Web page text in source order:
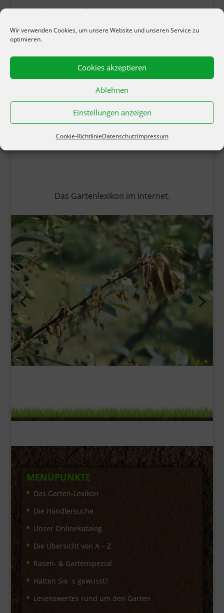
Wir verwenden Cookies, um unsere Website und unseren Service zu
optimieren.
Cookies akzeptieren
Ablehnen
Einstellungen anzeigen
Cookie-RichtlinieDatenschutzImpressum
Wähle eine Entfernung:
Das Gartenlexikon im Internet.
MENÜPUNKTE
Das Garten-Lexikon
Die Händlersuche
Unser Onlinekatalog
Die Übersicht von A – Z
Rasen- & Gartenspezial
Hätten Sie´s gewusst?
Lesenswertes rund um den Garten